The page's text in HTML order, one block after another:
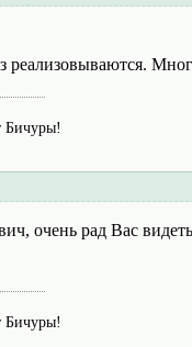
реализовываются.
Бичуры!
очень рад Вас
Бичуры!